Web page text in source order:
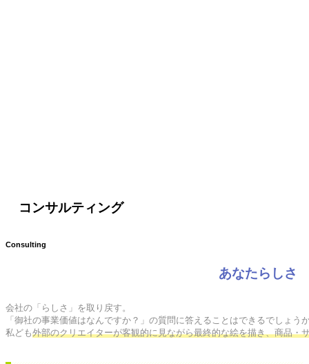
コンサルティング
Consulting
あなたらしさ
会社の「らしさ」を取り戻す。
「御社の事業価値はなんですか？」の質問に答えることはできるでしょう
私ども外部のクリエイターが客観的に見ながら最終的な絵を描き、商品・